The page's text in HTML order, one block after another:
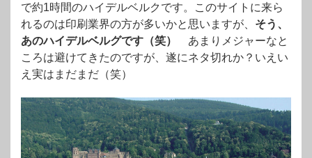
で約1時間のハイデルベルクです。このサイトに来ら
れるのは印刷業界の方が多いかと思いますが、 そう、
あのハイデルベルグです（笑）
あまりメジャーなと
ころは避けてきたのですが、遂にネタ切れか？いえい
え実はまだまだ（笑）